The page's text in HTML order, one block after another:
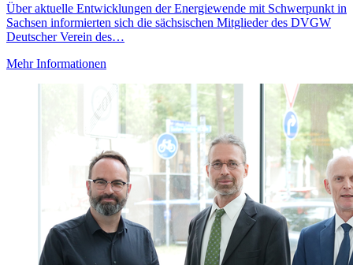
Über aktuelle Entwicklungen der Energiewende mit Schwerpunkt in
Sachsen informierten sich die sächsischen Mitglieder des DVGW
Deutscher Verein des…
Mehr Informationen